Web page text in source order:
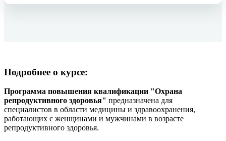
Подробнее о курсе:
Программа повышения квалификации "Охрана
репродуктивного здоровья" предназначена для
специалистов в области медицины и здравоохранения,
работающих с женщинами и мужчинами в возрасте
репродуктивного здоровья.